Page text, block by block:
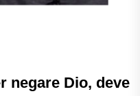
negare Dio, deve